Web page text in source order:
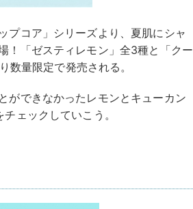
プコア」シリーズより、夏肌にシャ
！「ゼスティレモン」全3種と「クー
数量限定で発売される。
ができなかったレモンとキューカン
ェックしていこう。